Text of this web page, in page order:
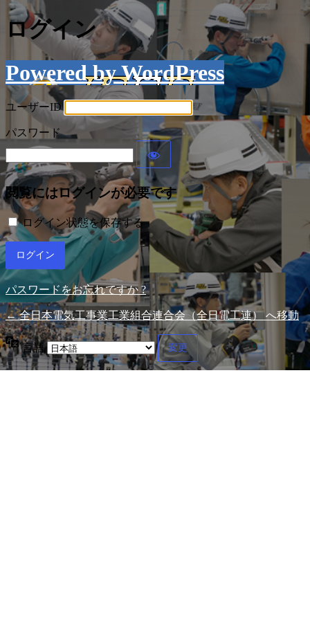
ログイン
Powered by WordPress
ユーザーID
パスワード
閲覧にはログインが必要です
ログイン状態を保存する
パスワードをお忘れですか ?
← 全日本電気工事業工業組合連合会（全日電工連） へ移動
言語